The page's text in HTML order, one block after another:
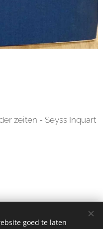
zeiten - Seyss Inquart
goed te laten